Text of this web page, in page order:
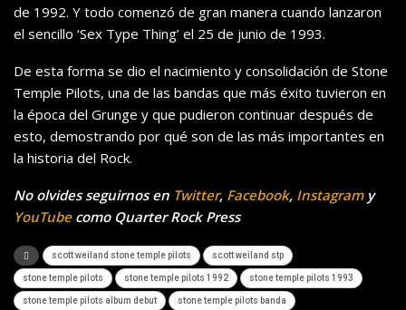
de 1992. Y todo comenzó de gran manera cuando lanzaron
el sencillo ‘Sex Type Thing’ el 25 de junio de 1993.
De esta forma se dio el nacimiento y consolidación de Stone
Temple Pilots, una de las bandas que más éxito tuvieron en
la época del Grunge y que pudieron continuar después de
esto, demostrando por qué son de las más importantes en
la historia del Rock.
No olvides seguirnos en Twitter, Facebook, Instagramy
YouTubecomo Quarter Rock Press
scott weiland stone temple pilots scott weiland stp
stone temple pilots stone temple pilots 1992 stone temple pilots 1993
stone temple pilots album debut stone temple pilots banda